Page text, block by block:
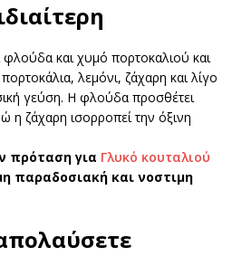
και χυμό πορτοκαλιού και
λεμόνι, ζάχαρη και λίγο
γεύση. Η φλούδα προσθέτει
η ζάχαρη ισορροπεί την όξινη
πρόταση για Γλυκό κουταλιού
παραδοσιακή και νοστιμη